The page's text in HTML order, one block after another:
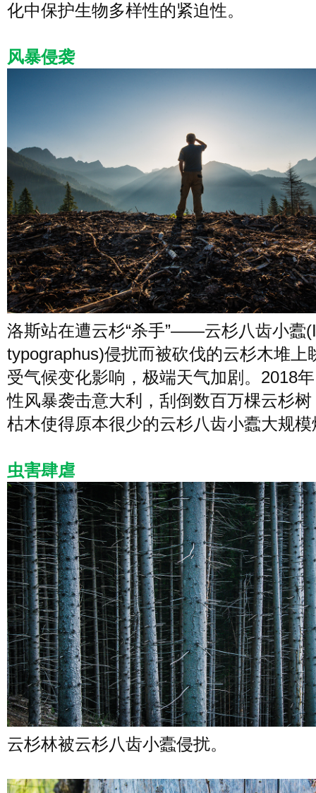
化中保护生物多样性的紧迫性。
风暴侵袭
洛斯站在遭云杉“杀手”——云杉八齿小蠹
typographus)侵扰而被砍伐的云杉木堆上
受气候变化影响，极端天气加剧。2018
性风暴袭击意大利，刮倒数百万棵云杉
枯木使得原本很少的云杉八齿小蠹大规
虫害肆虐
云杉林被云杉八齿小蠹侵扰。